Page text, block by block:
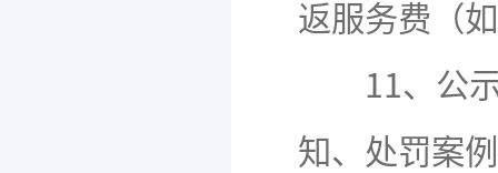
返服务费（
11、公示
知、处罚案